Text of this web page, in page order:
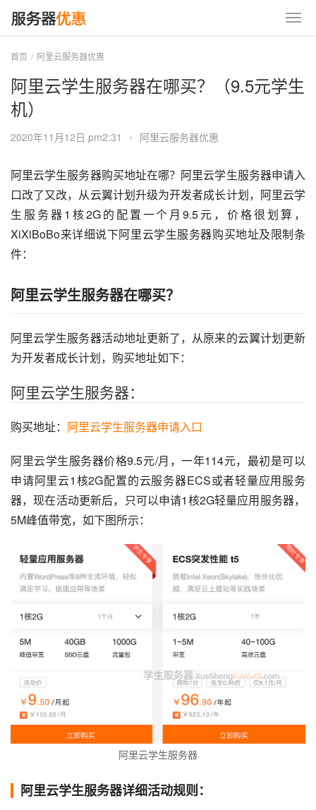
首页 阿里云服务器优惠
阿里云学生服务器在哪买？（9.5元学生
机）
2020年11月12日 pm2:31 • 阿里云服务器优惠
阿里云学生服务器购买地址在哪？阿里云学生服务器申请入
口改了又改，从云翼计划升级为开发者成长计划，阿里云学
生服务器1核2G的配置一个月9.5元，价格很划算，
XiXiBoBo来详细说下阿里云学生服务器购买地址及限制条
件：
阿里云学生服务器在哪买？
阿里云学生服务器活动地址更新了，从原来的云翼计划更新
为开发者成长计划，购买地址如下：
阿里云学生服务器：
购买地址： 阿里云学生服务器申请入口
阿里云学生服务器价格9.5元/月，一年114元，最初是可以
申请阿里云1核2G配置的云服务器ECS或者轻量应用服务
器，现在活动更新后，只可以申请1核2G轻量应用服务器，
5M峰值带宽，如下图所示：
阿里云学生服务器
阿里云学生服务器详细活动规则：